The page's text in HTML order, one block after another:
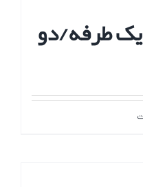
طرفه/دو